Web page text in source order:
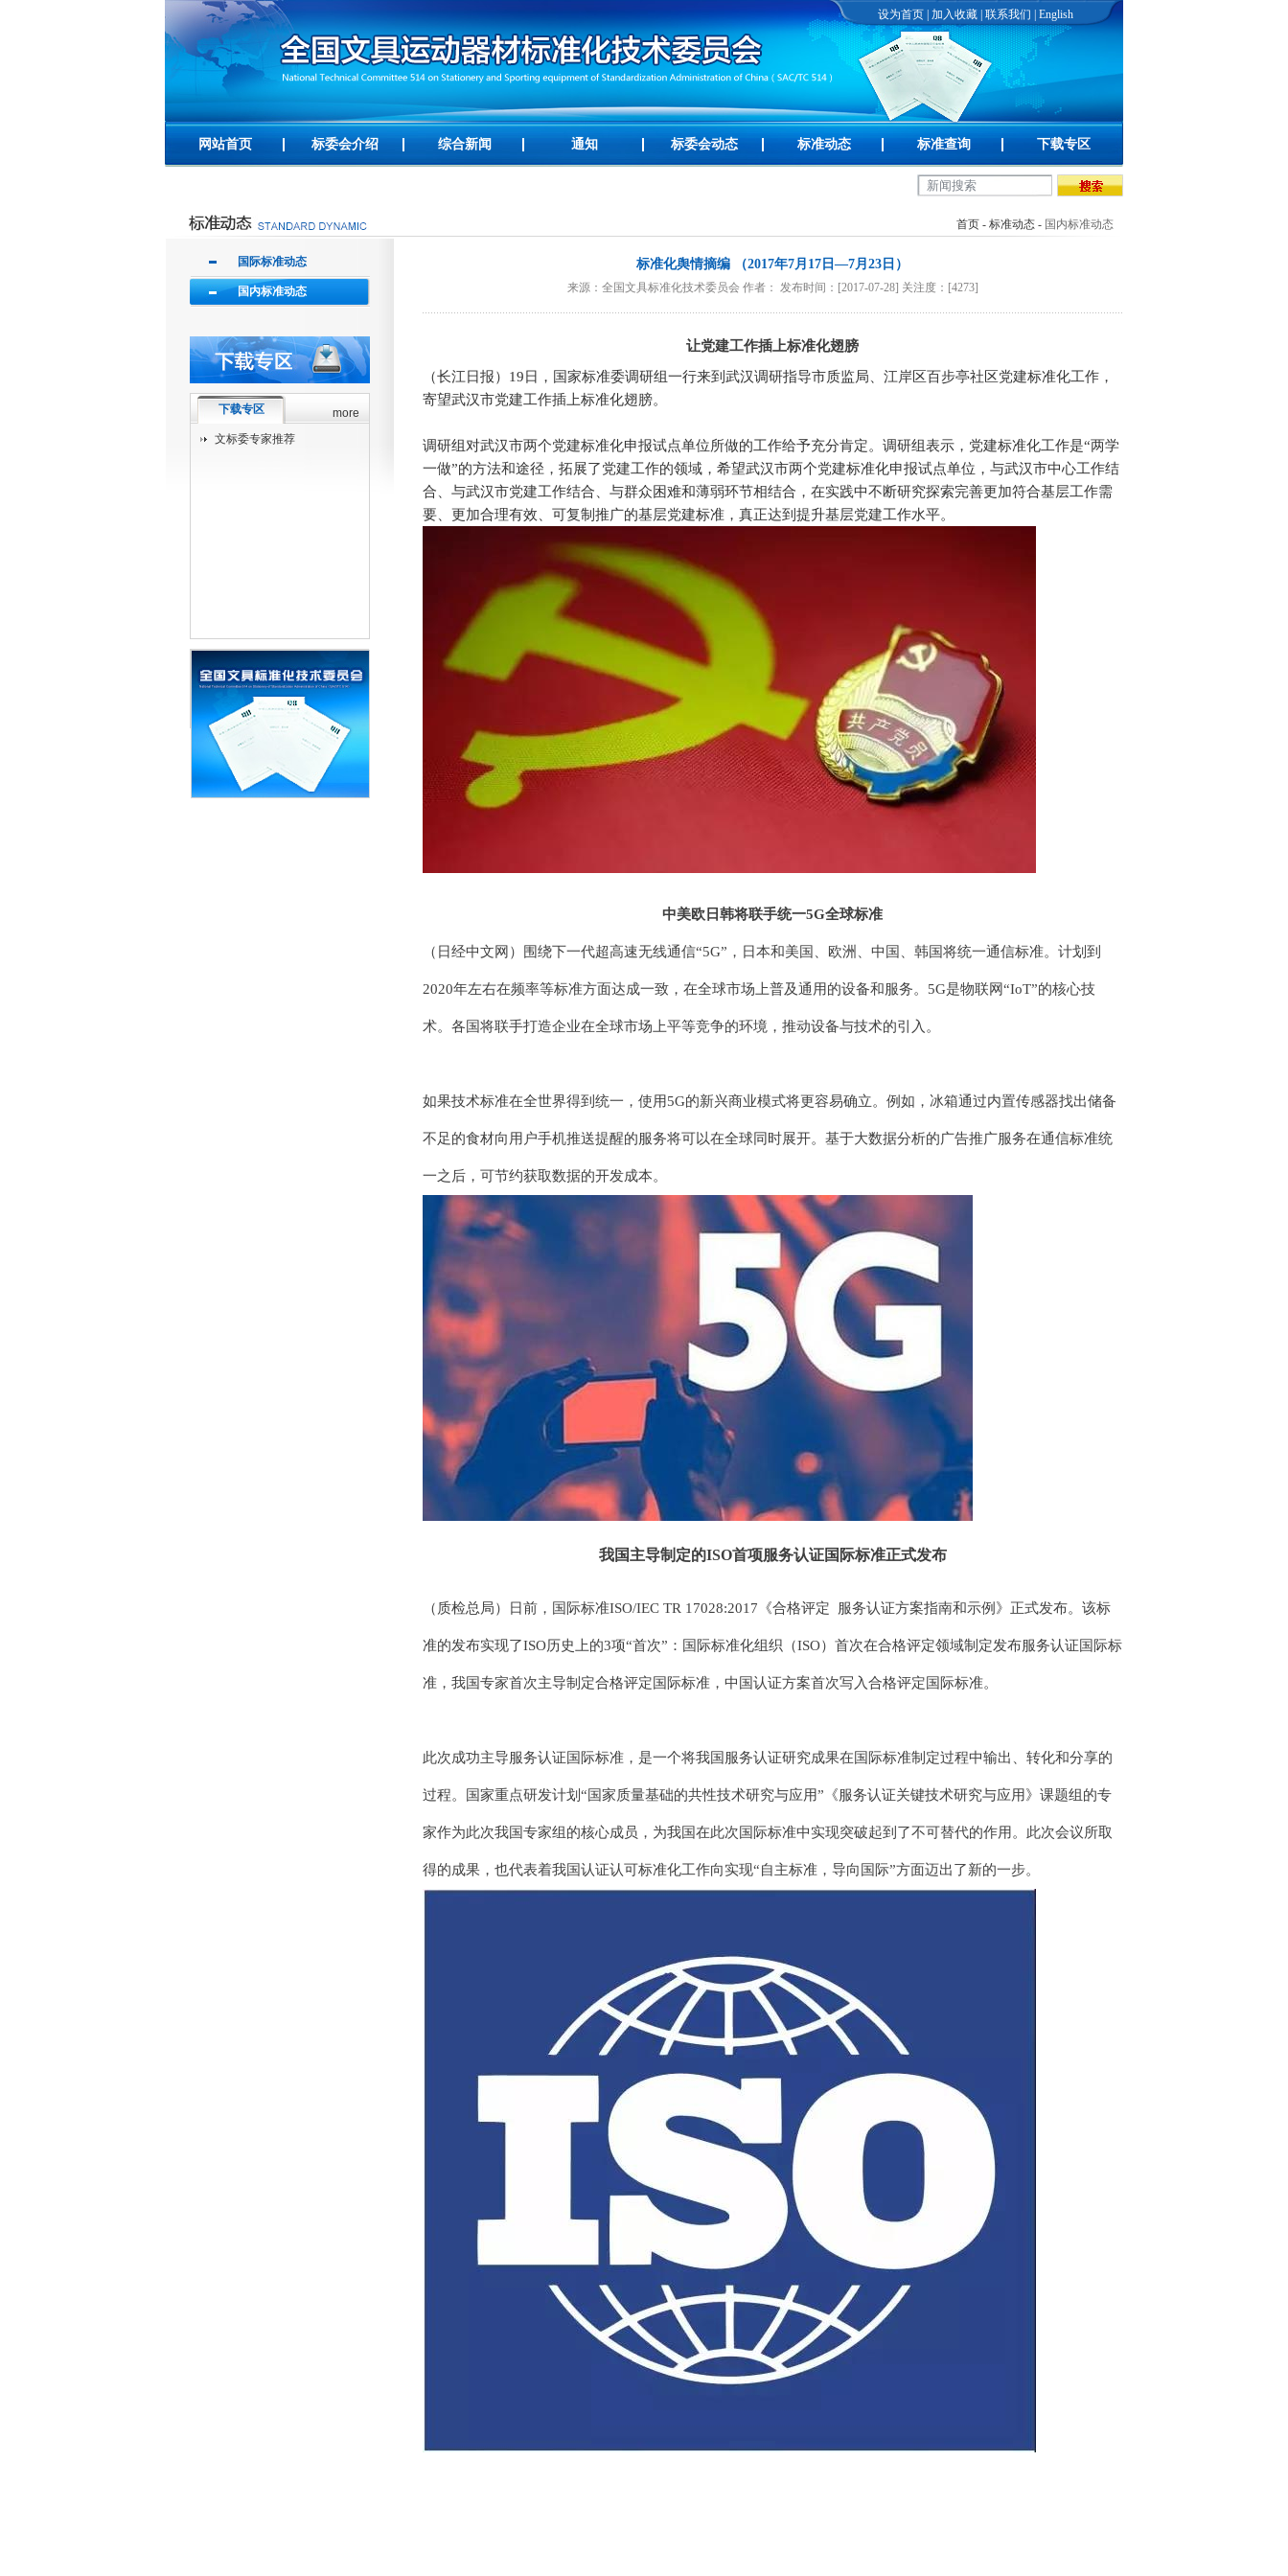
设为首页| 加入收藏| 联系我们 English
网站首页 标委会介绍 综合新闻 通知 标委会动态 标准动态 标准查询 下载专区
首页 - 标准动态 - 国内标准动态
国际标准动态
国内标准动态
下载专区
文标委专家推荐
more
标准化舆情摘编 （2017年7月17日—7月23日）
来源：全国文具标准化技术委员会 作者： 发布时间：[2017-07-28] 关注度：[4273]
让党建工作插上标准化翅膀
（长江日报）19日，国家标准委调研组一行来到武汉调研指导市质监局、江岸区百步亭社区党建标准化工作，
寄望武汉市党建工作插上标准化翅膀。
调研组对武汉市两个党建标准化申报试点单位所做的工作给予充分肯定。调研组表示，党建标准化工作是“两学
一做”的方法和途径，拓展了党建工作的领域，希望武汉市两个党建标准化申报试点单位，与武汉市中心工作结
合、与武汉市党建工作结合、与群众困难和薄弱环节相结合，在实践中不断研究探索完善更加符合基层工作需
要、更加合理有效、可复制推广的基层党建标准，真正达到提升基层党建工作水平。
中美欧日韩将联手统一5G全球标准
（日经中文网）围绕下一代超高速无线通信“5G”，日本和美国、欧洲、中国、韩国将统一通信标准。计划到
2020年左右在频率等标准方面达成一致，在全球市场上普及通用的设备和服务。5G是物联网“IoT”的核心技
术。各国将联手打造企业在全球市场上平等竞争的环境，推动设备与技术的引入。
如果技术标准在全世界得到统一，使用5G的新兴商业模式将更容易确立。例如，冰箱通过内置传感器找出储备
不足的食材向用户手机推送提醒的服务将可以在全球同时展开。基于大数据分析的广告推广服务在通信标准统
一之后，可节约获取数据的开发成本。
我国主导制定的ISO首项服务认证国际标准正式发布
（质检总局）日前，国际标准ISO/IEC TR 17028:2017《合格评定 服务认证方案指南和示例》正式发布。该标
准的发布实现了ISO历史上的3项“首次”：国际标准化组织（ISO）首次在合格评定领域制定发布服务认证国际标
准，我国专家首次主导制定合格评定国际标准，中国认证方案首次写入合格评定国际标准。
此次成功主导服务认证国际标准，是一个将我国服务认证研究成果在国际标准制定过程中输出、转化和分享的
过程。国家重点研发计划“国家质量基础的共性技术研究与应用”《服务认证关键技术研究与应用》课题组的专
家作为此次我国专家组的核心成员，为我国在此次国际标准中实现突破起到了不可替代的作用。此次会议所取
得的成果，也代表着我国认证认可标准化工作向实现“自主标准，导向国际”方面迈出了新的一步。